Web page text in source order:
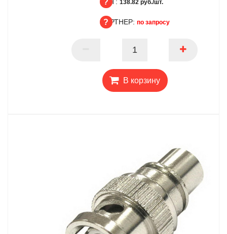
138.82 руб./шт.
ПАРТНЕР: по запросу
В корзину